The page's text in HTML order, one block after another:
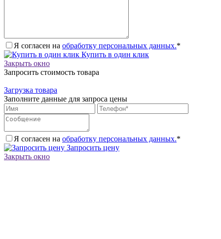
Я согласен на обработку персональных данных.*
Купить в один клик
Закрыть окно
Запросить стоимость товара
Загрузка товара
Заполните данные для запроса цены
Я согласен на обработку персональных данных.*
Запросить цену
Закрыть окно